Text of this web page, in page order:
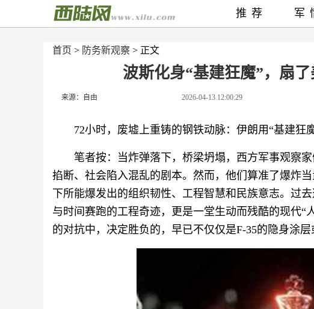
首页 > 防务新观察 > 正文
波斯化身“基建狂魔”，扇
来源：自由 2026-04-13 12:00:29
72小时，废墟上重铸的钢铁动脉：伊朗用“基建狂
笔者按：当炸弹落下，桥梁坍塌，西方军事观察
掐断、社会陷入混乱的剧本。然而，他们算准了爆炸
下所能爆发出的组织韧性、工程智慧和民族意志。过
与时间赛跑的工程奇迹，更是一堂生动而残酷的现代
的对抗中，决定胜负的，早已不仅仅是F-35的隐身涂层
推荐 军